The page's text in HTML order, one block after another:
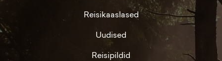
Reisikaaslased
Uudised
Reisipildid